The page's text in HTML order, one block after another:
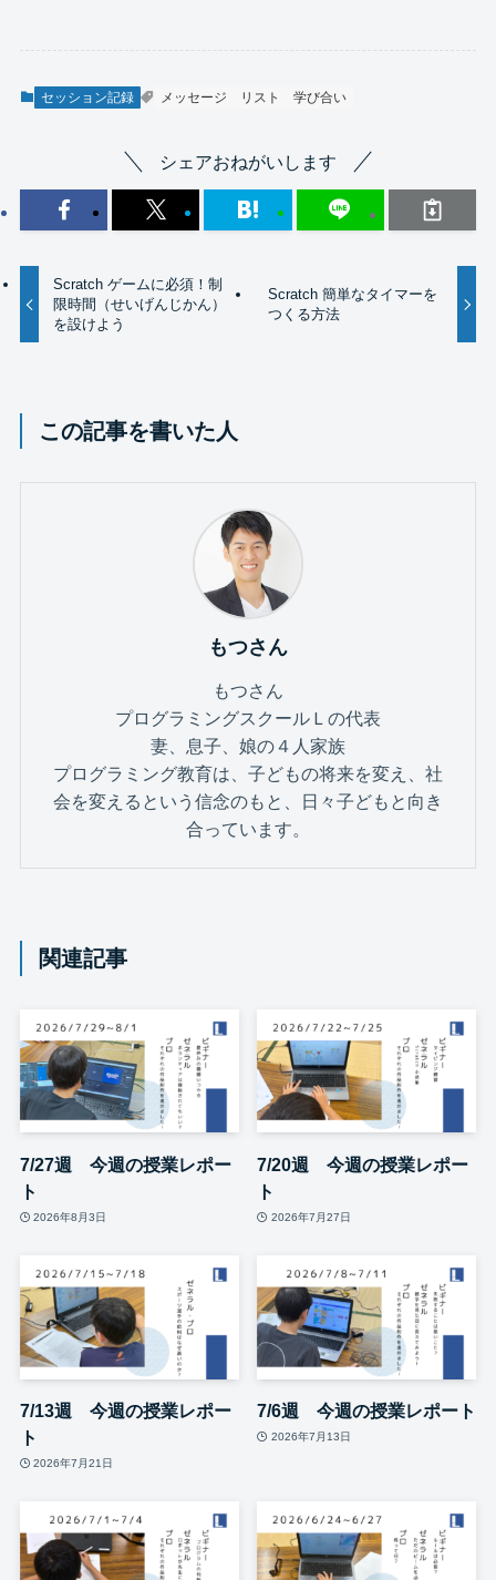
セッション記録 メッセージ リスト 学び合い
シェアおねがいします
Scratch ゲームに必須！制
限時間（せいげんじかん）
を設けよう
Scratch 簡単なタイマーを
つくる方法
この記事を書いた人
もつさん
もつさん
プログラミングスクールＬの代表
妻、息子、娘の４人家族
プログラミング教育は、子どもの将来を変え、社
会を変えるという信念のもと、日々子どもと向き
合っています。
関連記事
7/27週 今週の授業レポー
ト
2026年8月3日
7/20週 今週の授業レポー
ト
2026年7月27日
7/13週 今週の授業レポー
ト
2026年7月21日
7/6週 今週の授業レポート
2026年7月13日